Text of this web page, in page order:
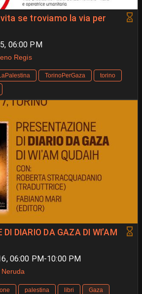
se troviamo la via per
06:00 PM
Regis
TorinoPerGaza
torino
DI DIARIO DA GAZA DI WI’AM
06:00 PM-10:00 PM
palestina libri
Gaza